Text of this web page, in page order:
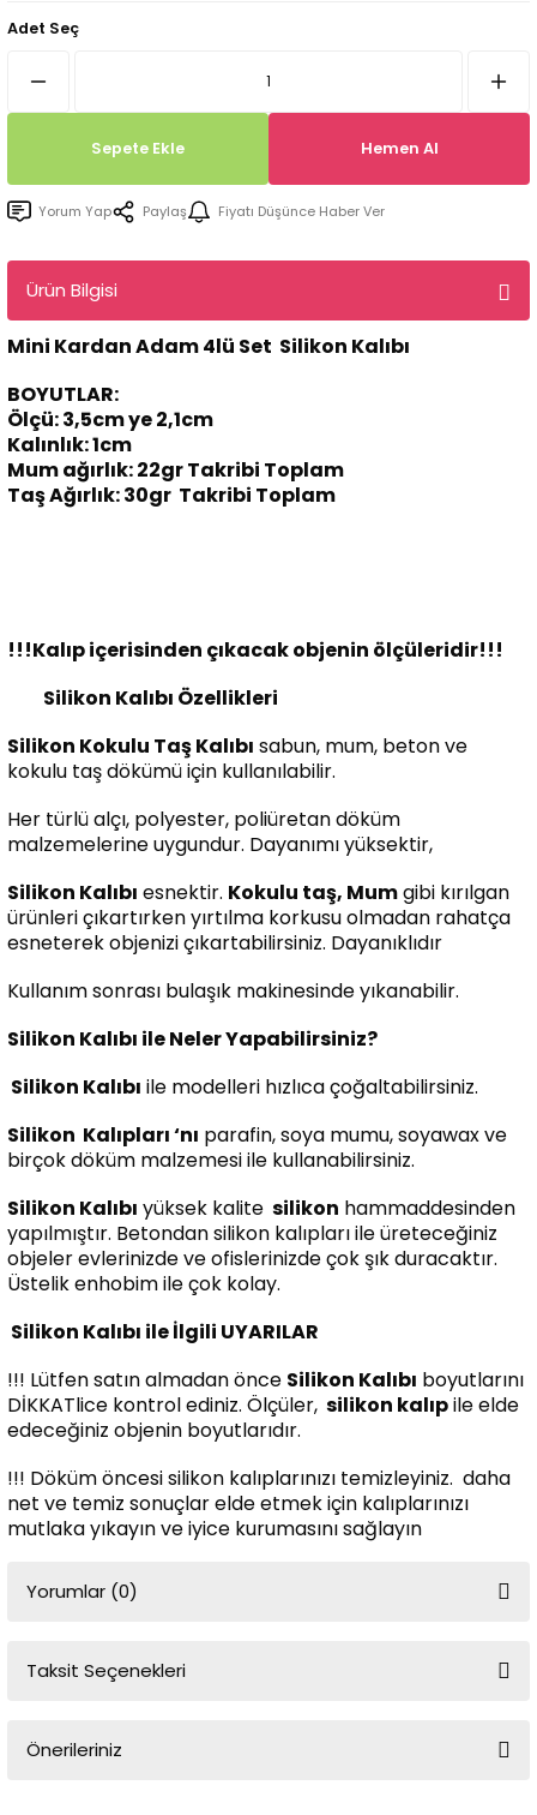
Tütsülük Silikonkalıpları
Mum Kabı & Mumluk Silikon Kalıpları
Pano, Tabanlık Silikon Kalıpları
Adet Seç
Sepete Ekle Hemen Al
Yorum Yap Paylaş Fiyatı Düşünce Haber Ver
Ürün Bilgisi
Mini Kardan Adam 4lü Set Silikon Kalıbı
BOYUTLAR:
Ölçü: 3,5cm ye 2,1cm
Kalınlık: 1cm
Mum ağırlık: 22gr Takribi Toplam
Taş Ağırlık: 30gr Takribi Toplam
!!!Kalıp içerisinden çıkacak objenin ölçüleridir!!!
Silikon Kalıbı Özellikleri
Silikon Kokulu Taş Kalıbı sabun, mum, beton ve
kokulu taş dökümü için kullanılabilir.
Her türlü alçı, polyester, poliüretan döküm
malzemelerine uygundur. Dayanımı yüksektir,
Silikon Kalıbı esnektir. Kokulu taş, Mumgibi kırılgan
ürünleri çıkartırken yırtılma korkusu olmadan rahatça
esneterek objenizi çıkartabilirsiniz. Dayanıklıdır
Kullanım sonrası bulaşık makinesinde yıkanabilir.
Silikon Kalıbı ile Neler Yapabilirsiniz?
Silikon Kalıbı ile modelleri hızlıca çoğaltabilirsiniz.
Silikon Kalıpları ‘nı parafin, soya mumu, soyawax ve
birçok döküm malzemesi ile kullanabilirsiniz.
Silikon Kalıbı yüksek kalite silikon hammaddesinden
yapılmıştır. Betondan silikon kalıpları ile üreteceğiniz
objeler evlerinizde ve ofislerinizde çok şık duracaktır.
Üstelik enhobim ile çok kolay.
Silikon Kalıbı ile İlgili UYARILAR
!!! Lütfen satın almadan önce Silikon Kalıbı boyutlarını
DİKKATlice kontrol ediniz. Ölçüler, silikon kalıpile elde
edeceğiniz objenin boyutlarıdır.
!!! Döküm öncesi silikon kalıplarınızı temizleyiniz. daha
net ve temiz sonuçlar elde etmek için kalıplarınızı
mutlaka yıkayın ve iyice kurumasını sağlayın
Yorumlar (0)
Taksit Seçenekleri
Önerileriniz